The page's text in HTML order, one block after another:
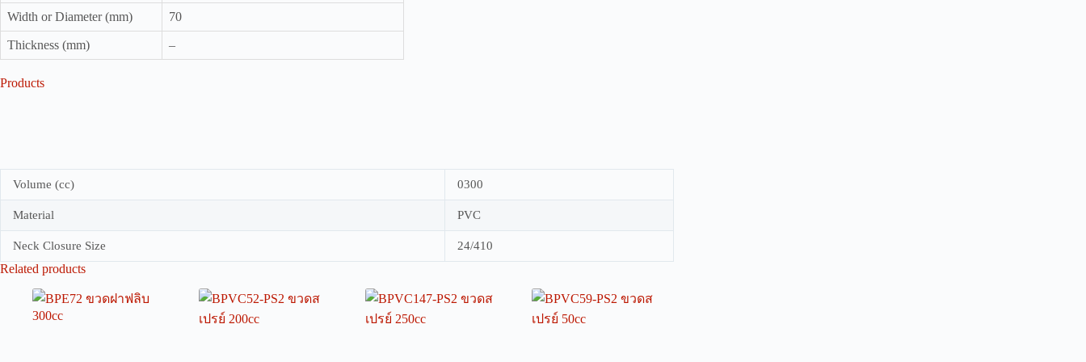
Width or Diameter (mm) 70
Thickness (mm) –
Products
Volume (cc) 0300
Material PVC
Neck Closure Size 24/410
Related products